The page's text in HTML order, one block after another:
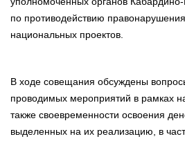
по противодействию
национальных проектов.
В ходе совещания обсуждены
проводимых мероприятий в рамках
также своевременности освоения
выделенных на их реализацию, в